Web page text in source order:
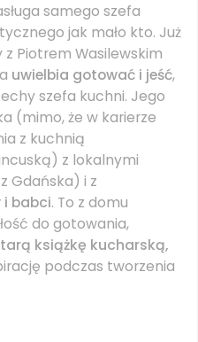
samego szefa
jak mało kto. Już
Piotrem Wasilewskim
uwielbia gotować i jeść,
szefa kuchni. Jego
(mimo, że w karierze
z kuchnią
z lokalnymi
Gdańska) i z
babci. To z domu
do gotowania,
książkę kucharską,
podczas tworzenia